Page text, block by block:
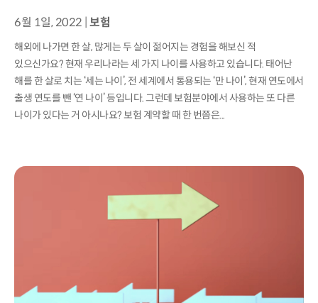
6월 1일, 2022 보험
해외에 나가면 한 살, 많게는 두 살이 젊어지는 경험을 해보신 적
있으신가요? 현재 우리나라는 세 가지 나이를 사용하고 있습니다. 태어난
해를 한 살로 치는 ‘세는 나이’, 전 세계에서 통용되는 ‘만 나이’, 현재 연도에서
출생 연도를 뺀 ‘연 나이’ 등입니다. 그런데 보험분야에서 사용하는 또 다른
나이가 있다는 거 아시나요? 보험 계약할 때 한 번쯤은...